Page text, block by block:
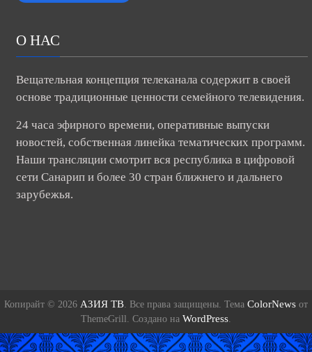
О НАС
Вещательная концепция телеканала содержит в своей
основе традиционные ценности семейного телевидения.
24 часа эфирного времени, оперативные выпуски
новостей, собственная линейка тематических программ.
Наши трансляции смотрит вся республика в цифровой
сети Санарип и более 30 стран ближнего и дальнего
зарубежья.
Копирайт © 2026 АЗИЯ ТВ . Все права защищены. Тема ColorNews от
ThemeGrill. Создано на WordPress